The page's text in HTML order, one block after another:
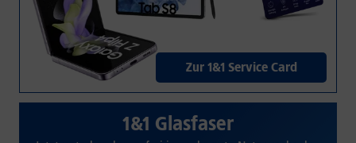
Zur 1&1 Service Card
1&1 Glasfaser